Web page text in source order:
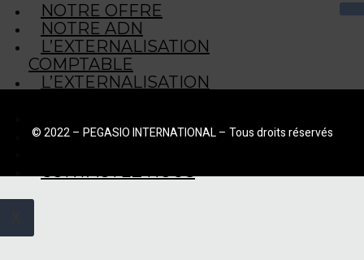
NOTRE OFFRE
NOTRE ADN
L’EXTERNALISATION
COMPTABLE
L’EXTERNALISATION
CGV
CONTACTEZ NOUS
© 2022 – PEGASIO INTERNATIONAL – Tous droits réservés